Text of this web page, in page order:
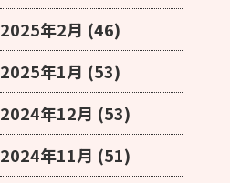
2025年2月 (46)
2025年1月 (53)
2024年12月 (53)
2024年11月 (51)